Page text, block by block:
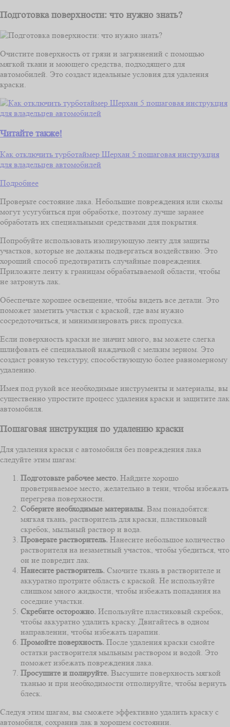
Подготовка поверхности: что нужно знать?
Очистите поверхность от грязи и загрязнений с помощью
мягкой ткани и моющего средства, подходящего для
автомобилей. Это создаст идеальные условия для удаления
краски.
Читайте также!
Как отключить турботаймер Шерхан 5 пошаговая инструкция
для владельцев автомобилей
Подробнее
Проверьте состояние лака. Небольшие повреждения или сколы
могут усугубиться при обработке, поэтому лучше заранее
обработать их специальными средствами для покрытия.
Попробуйте использовать изолирующую ленту для защиты
участков, которые не должны подвергаться воздействию. Это
хороший способ предотвратить случайные повреждения.
Приложите ленту к границам обрабатываемой области, чтобы
не затронуть лак.
Обеспечьте хорошее освещение, чтобы видеть все детали. Это
поможет заметить участки с краской, где вам нужно
сосредоточиться, и минимизировать риск пропуска.
Если поверхность краски не значит много, вы можете слегка
шлифовать её специальной наждачкой с мелким зерном. Это
создаст ровную текстуру, способствующую более равномерному
удалению.
Имея под рукой все необходимые инструменты и материалы, вы
существенно упростите процесс удаления краски и защитите лак
автомобиля.
Пошаговая инструкция по удалению краски
Для удаления краски с автомобиля без повреждения лака
следуйте этим шагам:
Подготовьте рабочее место. Найдите хорошо
проветриваемое место, желательно в тени, чтобы избежать
перегрева поверхности.
Соберите необходимые материалы. Вам понадобятся:
мягкая ткань, растворитель для краски, пластиковый
скребок, мыльный раствор и вода.
Проверьте растворитель. Нанесите небольшое количество
растворителя на незаметный участок, чтобы убедиться, что
он не повредит лак.
Нанесите растворитель. Смочите ткань в растворителе и
аккуратно протрите область с краской. Не используйте
слишком много жидкости, чтобы избежать попадания на
соседние участки.
Скребите осторожно. Используйте пластиковый скребок,
чтобы аккуратно удалить краску. Двигайтесь в одном
направлении, чтобы избежать царапин.
Промойте поверхность. После удаления краски смойте
остатки растворителя мыльным раствором и водой. Это
поможет избежать повреждения лака.
Просушите и полируйте. Высушите поверхность мягкой
тканью и при необходимости отполируйте, чтобы вернуть
блеск.
Следуя этим шагам, вы сможете эффективно удалить краску с
автомобиля, сохранив лак в хорошем состоянии.